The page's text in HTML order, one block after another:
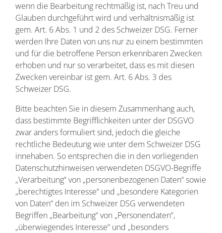
wenn die Bearbeitung rechtmäßig ist, nach Treu und
Glauben durchgeführt wird und verhältnismäßig ist
gem. Art. 6 Abs. 1 und 2 des Schweizer DSG. Ferner
werden Ihre Daten von uns nur zu einem bestimmten
und für die betroffene Person erkennbaren Zwecken
erhoben und nur so verarbeitet, dass es mit diesen
Zwecken vereinbar ist gem. Art. 6 Abs. 3 des
Schweizer DSG.
Bitte beachten Sie in diesem Zusammenhang auch,
dass bestimmte Begrifflichkeiten unter der DSGVO
zwar anders formuliert sind, jedoch die gleiche
rechtliche Bedeutung wie unter dem Schweizer DSG
innehaben. So entsprechen die in den vorliegenden
Datenschutzhinweisen verwendeten DSGVO-Begriffe
„Verarbeitung“ von „personenbezogenen Daten“ sowie
„berechtigtes Interesse“ und „besondere Kategorien
von Daten“ den im Schweizer DSG verwendeten
Begriffen „Bearbeitung“ von „Personendaten“,
„überwiegendes Interesse“ und „besonders